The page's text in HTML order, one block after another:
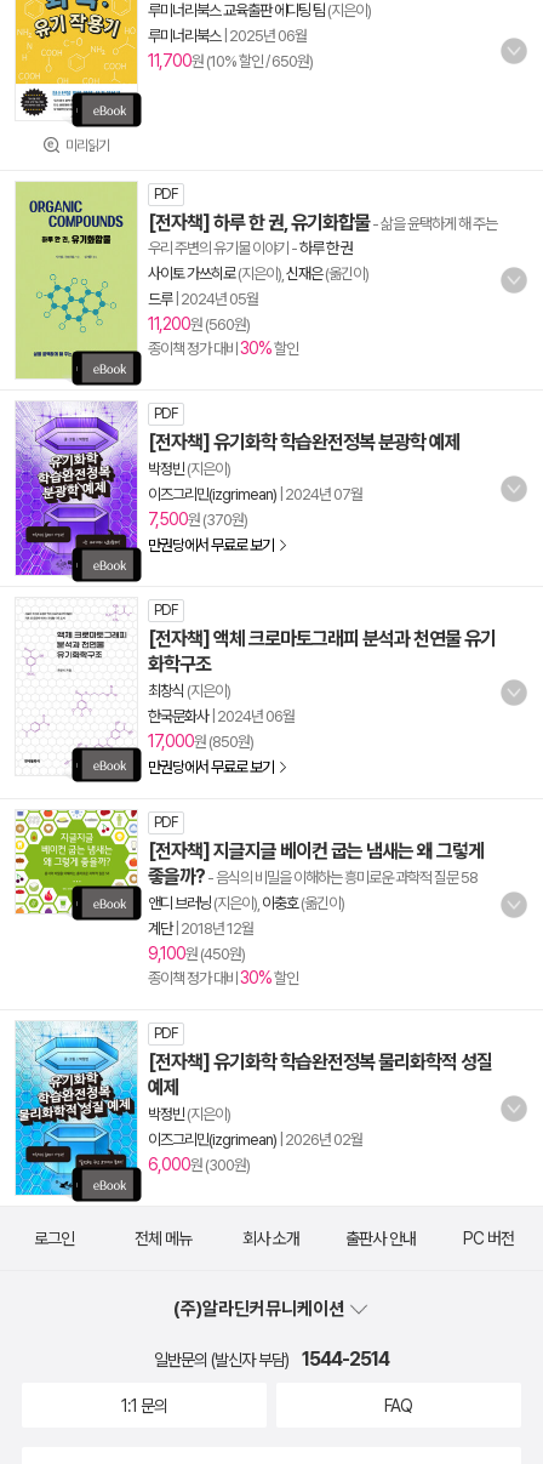
미리읽기
루미너리북스 교육출판 에디팅 팀 (지은이)
루미너리북스| 2025년 06월
11,700원 (10% 할인 / 650원)
PDF
[전자책] 하루 한 권, 유기화합물- 삶을 윤택하게 해 주는
우리 주변의 유기물 이야기 -하루 한 권
사이토 가쓰히로(지은이), 신재은(옮긴이)
드루| 2024년 05월
11,200원 (560원)
종이책 정가 대비 30%할인
PDF
[전자책] 유기화학 학습완전정복 분광학 예제
박정빈 (지은이)
이즈그리민(izgrimean) 2024년 07월
7,500원 (370원)
만권당에서 무료로 보기
PDF
[전자책] 액체 크로마토그래피 분석과 천연물 유기
화학구조
최창식 (지은이)
한국문화사| 2024년 06월
17,000원 (850원)
만권당에서 무료로 보기
PDF
[전자책] 지글지글 베이컨 굽는 냄새는 왜 그렇게
좋을까? - 음식의 비밀을 이해하는 흥미로운 과학적 질문 58
앤디 브러닝 (지은이), 이충호(옮긴이)
계단| 2018년 12월
9,100원 (450원)
종이책 정가 대비 30%할인
PDF
[전자책] 유기화학 학습완전정복 물리화학적 성질
예제
박정빈 (지은이)
이즈그리민(izgrimean) 2026년 02월
6,000원 (300원)
로그인 전체 메뉴 회사 소개 출판사 안내 PC 버전
(주)알라딘커뮤니케이션
일반문의 (발신자 부담) 1544-2514
1:1 문의 FAQ